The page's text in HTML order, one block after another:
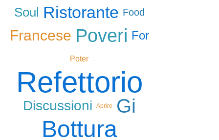
Soul Ristorante Food
Francese Poveri For
Poter
Refettorio
Discussioni Aprire Gi
Bottura